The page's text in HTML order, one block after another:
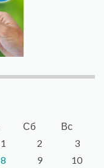
Сб
Вс
1
2
3
8 9 10